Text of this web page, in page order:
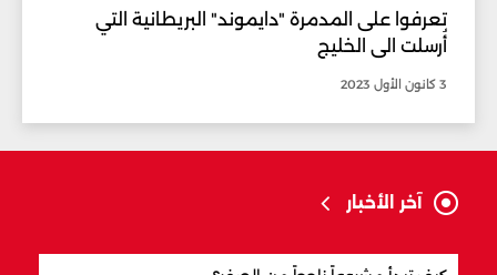
تعرفوا على المدمرة "دايموند" البريطانية التي
أُرسلت الى الخليج
3 كانون الأول 2023
آخر الأخبار